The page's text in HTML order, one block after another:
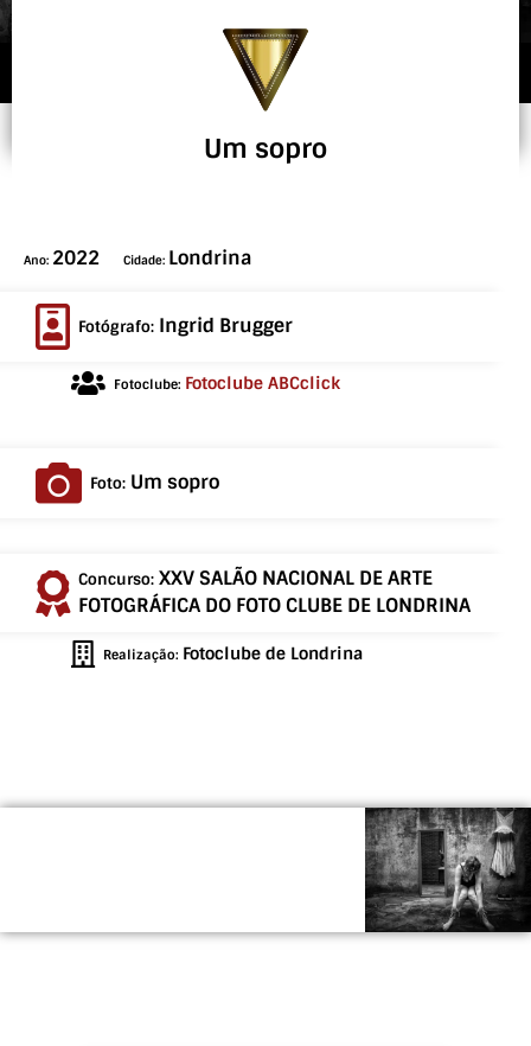
Um sopro
Ano: 2022 Cidade: Londrina
Fotógrafo: Ingrid Brugger
Fotoclube: Fotoclube ABCclick
Foto: Um sopro
Concurso: XXV SALÃO NACIONAL DE ARTE
FOTOGRÁFICA DO FOTO CLUBE DE LONDRINA
Realização: Fotoclube de Londrina